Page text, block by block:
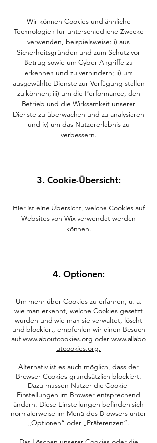
Wir können Cookies und ähnliche
Technologien für unterschiedliche Zwecke
verwenden, beispielsweise: i) aus
Sicherheitsgründen und zum Schutz vor
Betrug sowie um Cyber-Angriffe zu
erkennen und zu verhindern; ii) um
ausgewählte Dienste zur Verfügung stellen
zu können; iii) um die Performance, den
Betrieb und die Wirksamkeit unserer
Dienste zu überwachen und zu analysieren
und iv) um das Nutzererlebnis zu
verbessern.
3. Cookie-Übersicht:
Hierist eine Übersicht, welche Cookies auf
Websites von Wix verwendet werden
können.
4. Optionen:
Um mehr über Cookies zu erfahren, u. a.
wie man erkennt, welche Cookies gesetzt
wurden und wie man sie verwaltet, löscht
und blockiert, empfehlen wir einen Besuch
aufwww.aboutcookies.org oder www.allabo
utcookies.org.
Alternativ ist es auch möglich, dass der
Browser Cookies grundsätzlich blockiert.
Dazu müssen Nutzer die Cookie-
Einstellungen im Browser entsprechend
ändern. Diese Einstellungen befinden sich
normalerweise im Menü des Browsers unter
„Optionen“ oder „Präferenzen“.